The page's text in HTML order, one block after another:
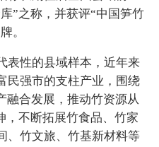
”之称，并获评“中国笋竹
。
表性的县域样本，近年来
民强市的支柱产业，围绕
融合发展，推动竹资源从
，不断拓展竹食品、竹家
、竹文旅、竹基新材料等